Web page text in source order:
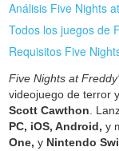
Análisis Five Nights
Todos los juegos de
Requisitos Five
Five Nights at
videojuego de terror
Scott Cawthon.
PC, iOS, Android, y
One, y Nintendo